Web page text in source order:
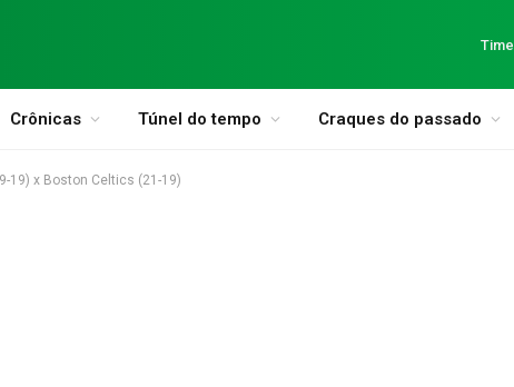
Time
Crônicas Túnel do tempo Craques do passado
19) x Boston Celtics (21-19)